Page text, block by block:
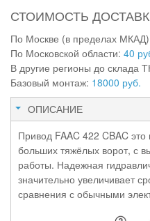
СТОИМОСТЬ
По Москве (в пределах
По Московской области: 40
В другие регионы до склада
Базовый монтаж: 18000 руб.
ОПИСАНИЕ
Привод FAAC 422 CBAC
больших тяжёлых ворот, с
работы. Надежная
значительно увеличивает
сравнения с обычными